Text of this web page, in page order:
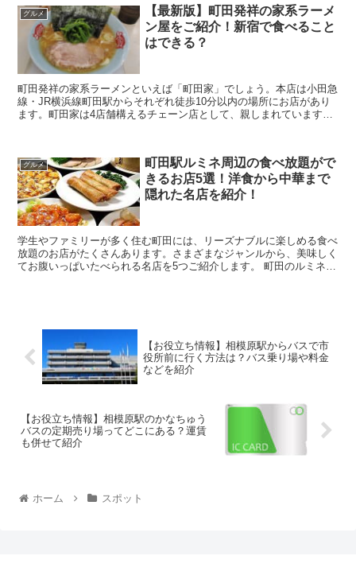
グルメ
【最新版】町田発祥の家系ラーメ
ン屋をご紹介！新宿で食べること
はできる？
町田発祥の家系ラーメンといえば「町田家」でしょう。本店は小田急
線・JR横浜線町田駅からそれぞれ徒歩10分以内の場所にお店があり
ます。町田家は4店舗構えるチェーン店として、親しまれています。
グルメ
町田駅ルミネ周辺の食べ放題がで
きるお店5選！洋食から中華まで
隠れた名店を紹介！
学生やファミリーが多く住む町田には、リーズナブルに楽しめる食べ
放題のお店がたくさんあります。さまざまなジャンルから、美味しく
てお腹いっぱいたべられる名店を5つご紹介します。 町田のルミネに
【お役立ち情報】相模原駅からバスで市
役所前に行く方法は？バス乗り場や料金
などを紹介
【お役立ち情報】相模原駅のかなちゅう
バスの定期売り場ってどこにある？運賃
も併せて紹介
ホーム スポット